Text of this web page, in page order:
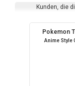
Kunden, die
Pokemon
Anime Style